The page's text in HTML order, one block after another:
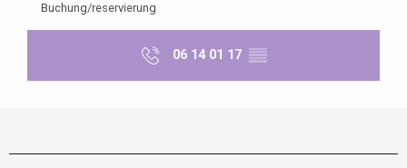
Buchung/reservierung
06 14 01 17 ▒▒